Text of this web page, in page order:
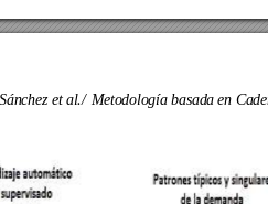
et al./ Metodología basada en